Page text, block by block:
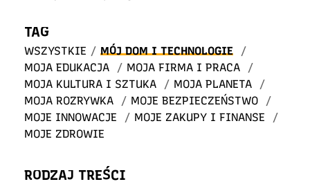
TAG
WSZYSTKIE / MÓJ DOM I TECHNOLOGIE
/
MOJA EDUKACJA
/ MOJA FIRMA I PRACA
/
MOJA KULTURA I SZTUKA
/ MOJA PLANETA
/
MOJA ROZRYWKA
/ MOJE BEZPIECZEŃSTWO
/
MOJE INNOWACJE
/ MOJE ZAKUPY I FINANSE
/
MOJE ZDROWIE
RODZAJ TREŚCI